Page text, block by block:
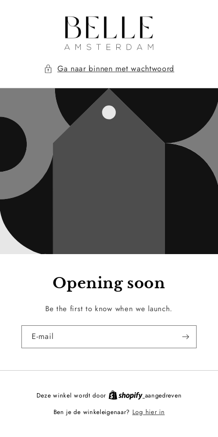
Ga naar binnen met wachtwoord
Opening soon
Be the first to know when we launch.
E‑mail
Deze winkel wordt door
aangedreven
Ben je de winkeleigenaar? Log hier in